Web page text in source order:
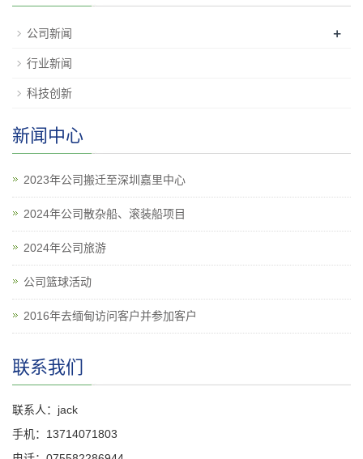
公司新闻 +
行业新闻
科技创新
新闻中心
2023年公司搬迁至深圳嘉里中心
2024年公司散杂船、滚装船项目
2024年公司旅游
公司篮球活动
2016年去缅甸访问客户并参加客户
联系我们
联系人：jack
手机：13714071803